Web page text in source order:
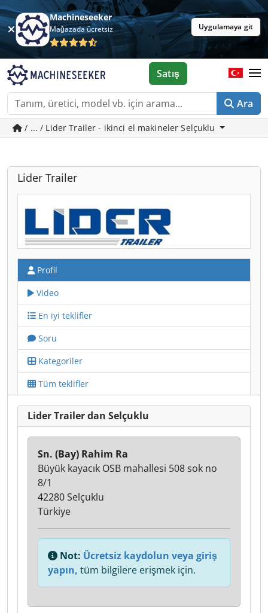
Machineseeker
Mağazada ücretsiz Uygulamaya git
Ara
Satış
/ ... / Lider Trailer - ikinci el makineler Selçuklu
Lider Trailer
Profil
Video
En iyi teklifler
Soru
Kategoriler
Tüm teklifler
Lider Trailer dan Selçuklu
Sn. (Bay) Rahim Ra
Büyük kayacık OSB mahallesi 508 sok no
8/1
42280 Selçuklu
Türkiye
Not: Ücretsiz kaydolun veya giriş
yapın, tüm bilgilere erişmek için.